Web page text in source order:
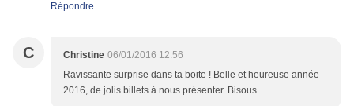
Répondre
C Christine 06/01/2016 12:56
Ravissante surprise dans ta boite ! Belle et heureuse année
2016, de jolis billets à nous présenter. Bisous